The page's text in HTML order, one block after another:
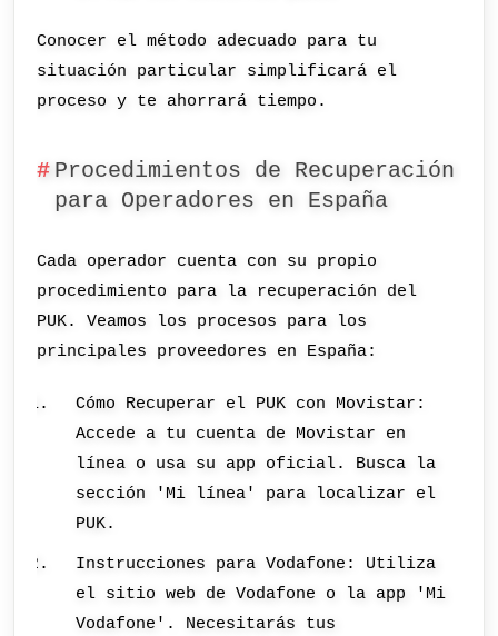
Conocer el método adecuado para tu
situación particular simplificará el
proceso y te ahorrará tiempo.
Procedimientos de Recuperación
para Operadores en España
Cada operador cuenta con su propio
procedimiento para la recuperación del
PUK. Veamos los procesos para los
principales proveedores en España:
Cómo Recuperar el PUK con Movistar:
Accede a tu cuenta de Movistar en
línea o usa su app oficial. Busca la
sección 'Mi línea' para localizar el
PUK.
Instrucciones para Vodafone: Utiliza
el sitio web de Vodafone o la app 'Mi
Vodafone'. Necesitarás tus